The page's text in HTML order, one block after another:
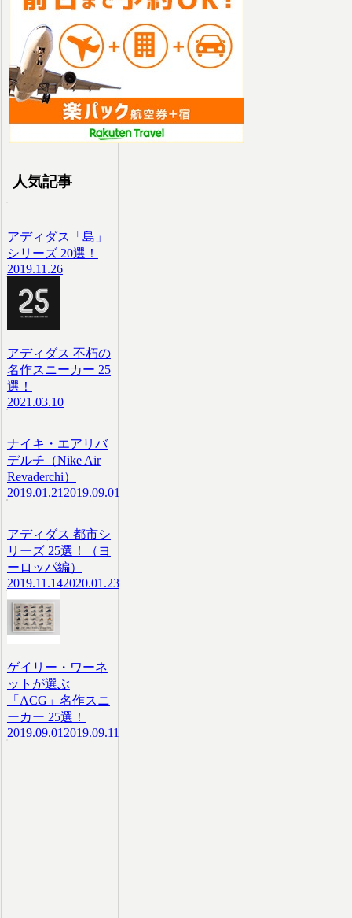
人気記事
アディダス「島」
シリーズ 20選！
2019.11.26
アディダス 不朽の
名作スニーカー 25
選！
2021.03.10
ナイキ・エアリバ
デルチ（Nike Air
Revaderchi）
2019.01.212019.09.01
アディダス 都市シ
リーズ 25選！（ヨ
ーロッパ編）
2019.11.142020.01.23
ゲイリー・ワーネ
ットが選ぶ
「ACG」名作スニ
ーカー 25選！
2019.09.012019.09.11